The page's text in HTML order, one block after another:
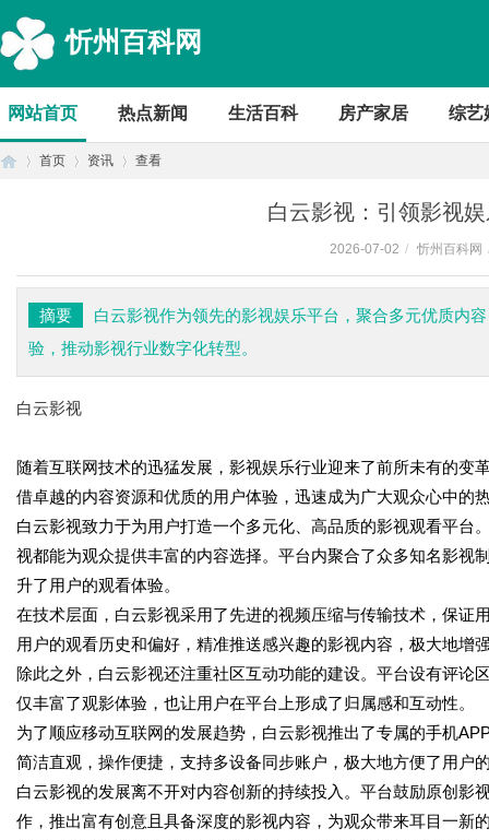
忻州百科网
网站首页 热点新闻 生活百科 房产家居 综艺
首页 资讯 查看
白云影视：引领影视
2026-07-02 / 忻州百科网
摘要
白云影视作为领先的影视娱乐平台，聚合多元优质内
验，推动影视行业数字化转型。
白云影视
随着互联网技术的迅猛发展，影视娱乐行业迎来了前所未有的
借卓越的内容资源和优质的用户体验，迅速成为广大观众心中的
白云影视致力于为用户打造一个多元化、高品质的影视观看平
视都能为观众提供丰富的内容选择。平台内聚合了众多知名影视
升了用户的观看体验。
在技术层面，白云影视采用了先进的视频压缩与传输技术，保证
用户的观看历史和偏好，精准推送感兴趣的影视内容，极大地增
除此之外，白云影视还注重社区互动功能的建设。平台设有评
仅丰富了观影体验，也让用户在平台上形成了归属感和互动性。
为了顺应移动互联网的发展趋势，白云影视推出了专属的手机
简洁直观，操作便捷，支持多设备同步账户，极大地方便了用户
白云影视的发展离不开对内容创新的持续投入。平台鼓励原创
作，推出富有创意且具备深度的影视内容，为观众带来耳目一新